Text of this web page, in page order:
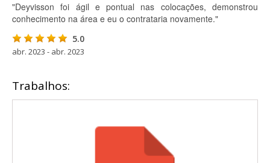
"Deyvisson foi ágil e pontual nas colocações, demonstrou
conhecimento na área e eu o contrataria novamente."
5.0
abr. 2023 - abr. 2023
Trabalhos: